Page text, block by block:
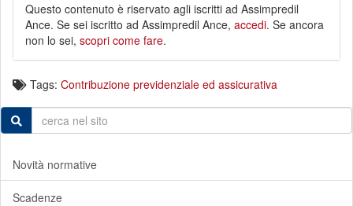
Questo contenuto è riservato agli iscritti ad Assimpredil
Ance. Se sei iscritto ad Assimpredil Ance, accedi. Se ancora
non lo sei, scopri come fare.
Tags: Contribuzione previdenziale ed assicurativa
Novità normative
Scadenze